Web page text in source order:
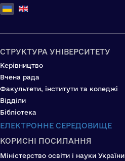
Оберіть свою мову
СТРУКТУРА УНІВЕРСИТЕТУ
Керівництво
Вчена рада
Факультети, інститути та коледжі
Відділи
Бібліотека
ЕЛЕКТРОННЕ СЕРЕДОВИЩЕ
КОРИСНІ ПОСИЛАННЯ
Міністерство освіти і науки України